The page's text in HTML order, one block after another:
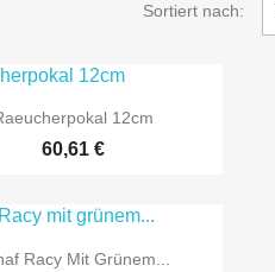
Sortiert nach:
 Vorschau12cm
60,61 €
 Vorschau
Racy Mit Grünem...